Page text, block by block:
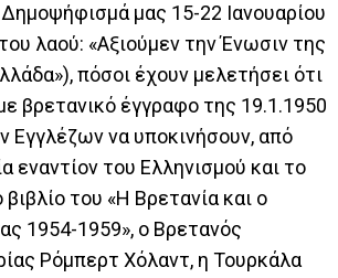
Δημοψήφισμά μας 15-22 Ιανουαρίου
λαού: «Αξιούμεν την Ένωσιν της
πόσοι έχουν μελετήσει ότι
βρετανικό έγγραφο της 19.1.1950
Εγγλέζων να υποκινήσουν, από
εναντίον του Ελληνισμού και το
του «Η Βρετανία και ο
1954-1959», ο Βρετανός
Ρόμπερτ Χόλαντ, η Τουρκάλα